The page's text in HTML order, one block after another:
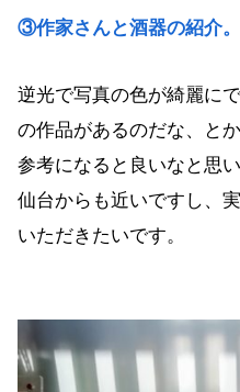
③作家さんと酒器の紹介
逆光で写真の色が綺麗に
の作品があるのだな、と
参考になると良いなと思
仙台からも近いですし、
いただきたいです。